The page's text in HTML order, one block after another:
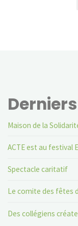
Maison de la
ACTE est au festival
Spectacle caritatif
Le comite des fêtes
Des collégiens